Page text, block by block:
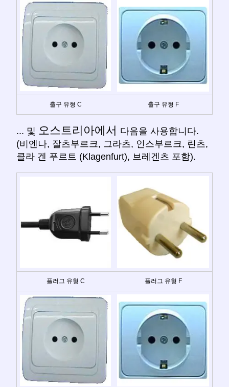
출구 유형 C 출구 유형 F
... 및 오스트리아에서 다음을 사용합니다.
(비엔나, 잘츠부르크, 그라츠, 인스부르크, 린츠,
클라 겐 푸르트 (Klagenfurt), 브레겐츠 포함).
플러그 유형 C 플러그 유형 F